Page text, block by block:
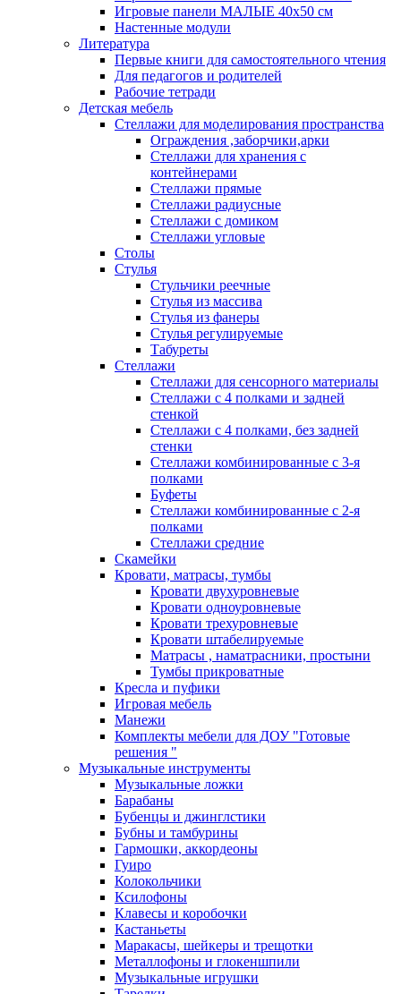
Игровые панели МАЛЫЕ 40х50 см
Настенные модули
Литература
Первые книги для самостоятельного чтения
Для педагогов и родителей
Рабочие тетради
Детская мебель
Стеллажи для моделирования пространства
Ограждения ,заборчики,арки
Стеллажи для хранения с
контейнерами
Стеллажи прямые
Стеллажи радиусные
Стеллажи с домиком
Стеллажи угловые
Столы
Стулья
Стульчики реечные
Стулья из массива
Стулья из фанеры
Стулья регулируемые
Табуреты
Стеллажи
Стеллажи для сенсорного материалы
Стеллажи с 4 полками и задней
стенкой
Стеллажи с 4 полками, без задней
стенки
Стеллажи комбинированные с 3-я
полками
Буфеты
Стеллажи комбинированные с 2-я
полками
Стеллажи средние
Скамейки
Кровати, матрасы, тумбы
Кровати двухуровневые
Кровати одноуровневые
Кровати трехуровневые
Кровати штабелируемые
Матрасы , наматрасники, простыни
Тумбы прикроватные
Кресла и пуфики
Игровая мебель
Манежи
Комплекты мебели для ДОУ "Готовые
решения "
Музыкальные инструменты
Музыкальные ложки
Барабаны
Бубенцы и джинглстики
Бубны и тамбурины
Гармошки, аккордеоны
Гуиро
Колокольчики
Ксилофоны
Клавесы и коробочки
Кастаньеты
Маракасы, шейкеры и трещотки
Металлофоны и глокеншпили
Музыкальные игрушки